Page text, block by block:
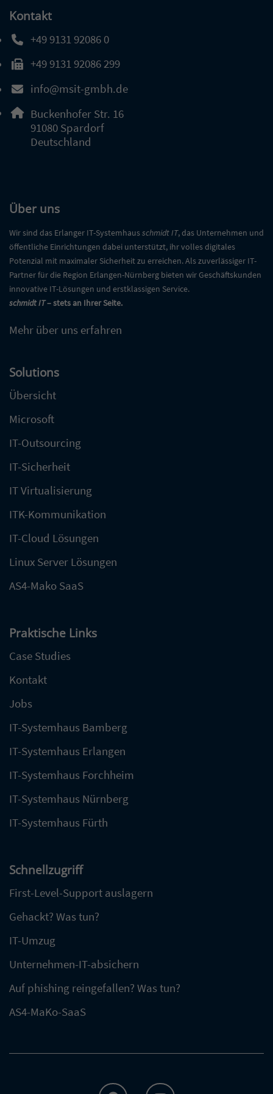
Kontakt
+49 9131 92086 0
Telefonnummer: 4 9 9 1 3 1 9 2 0 8 6 0
+49 9131 92086 299
Faxnummer: 4 9 9 1 3 1 9 2 0 8 6 2 9 9
info@msit-gmbh.de
E-Mail Adresse: info@msit-gmbh.de
Adresse:
Buckenhofer Str. 16
91080 , 9 1 0 8 0
Spardorf
Deutschland
Über uns
Wir sind das Erlanger IT-Systemhausschmidt IT, das Unternehmen und
öffentliche Einrichtungen dabei unterstützt, ihr volles digitales
Potenzial mit maximaler Sicherheit zu erreichen. Als zuverlässiger IT-
Partner für die Region Erlangen-Nürnberg bieten wir Geschäftskunden
innovative IT-Lösungen und erstklassigen Service.
schmidt IT– stets an Ihrer Seite.
Mehr über uns erfahren
Solutions
Übersicht
Microsoft
IT-Outsourcing
IT-Sicherheit
IT Virtualisierung
ITK-Kommunikation
IT-Cloud Lösungen
Linux Server Lösungen
AS4-Mako SaaS
Praktische Links
Case Studies
Kontakt
Jobs
IT-Systemhaus Bamberg
IT-Systemhaus Erlangen
IT-Systemhaus Forchheim
IT-Systemhaus Nürnberg
IT-Systemhaus Fürth
Schnellzugriff
First-Level-Support auslagern
Gehackt? Was tun?
IT-Umzug
Unternehmen-IT-absichern
Auf phishing reingefallen? Was tun?
AS4-MaKo-SaaS